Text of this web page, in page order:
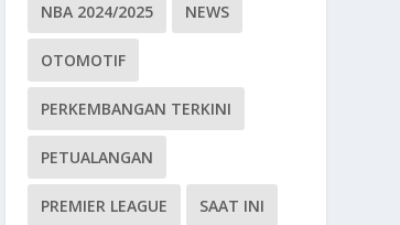
NBA 2024/2025 NEWS
OTOMOTIF
PERKEMBANGAN TERKINI
PETUALANGAN
PREMIER LEAGUE SAAT INI